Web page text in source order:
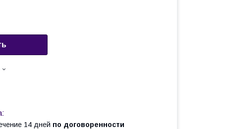
14 дней по договоренности